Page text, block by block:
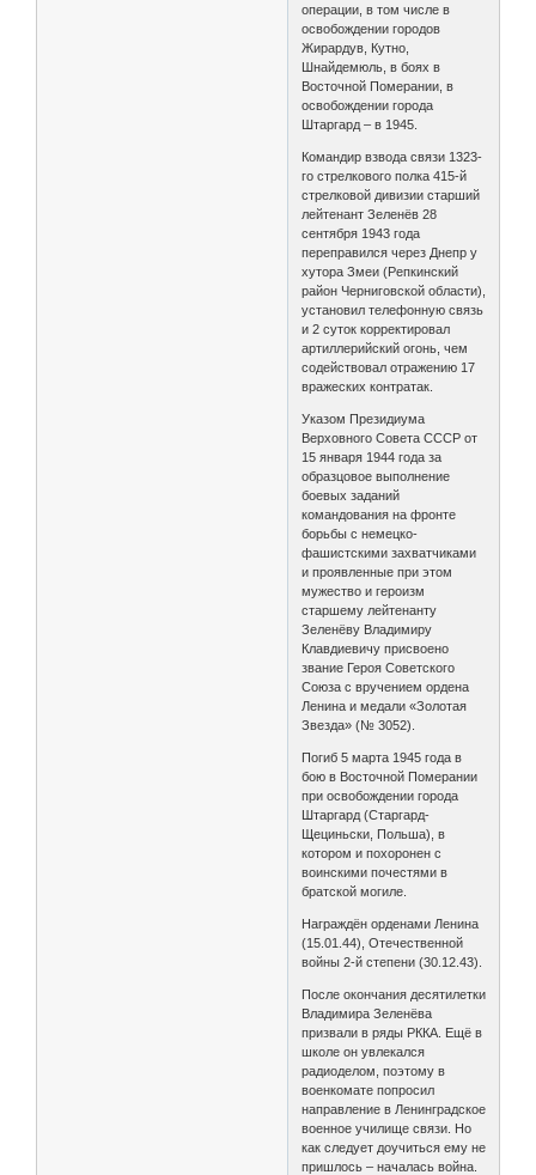
операции, в том числе в
освобождении городов
Жирардув, Кутно,
Шнайдемюль, в боях в
Восточной Померании, в
освобождении города
Штаргард – в 1945.
Командир взвода связи 1323-
го стрелкового полка 415-й
стрелковой дивизии старший
лейтенант Зеленёв 28
сентября 1943 года
переправился через Днепр у
хутора Змеи (Репкинский
район Черниговской области),
установил телефонную связь
и 2 суток корректировал
артиллерийский огонь, чем
содействовал отражению 17
вражеских контратак.
Указом Президиума
Верховного Совета СССР от
15 января 1944 года за
образцовое выполнение
боевых заданий
командования на фронте
борьбы с немецко-
фашистскими захватчиками
и проявленные при этом
мужество и героизм
старшему лейтенанту
Зеленёву Владимиру
Клавдиевичу присвоено
звание Героя Советского
Союза с вручением ордена
Ленина и медали «Золотая
Звезда» (№ 3052).
Погиб 5 марта 1945 года в
бою в Восточной Померании
при освобождении города
Штаргард (Старгард-
Щециньски, Польша), в
котором и похоронен с
воинскими почестями в
братской могиле.
Награждён орденами Ленина
(15.01.44), Отечественной
войны 2-й степени (30.12.43).
После окончания десятилетки
Владимира Зеленёва
призвали в ряды РККА. Ещё в
школе он увлекался
радиоделом, поэтому в
военкомате попросил
направление в Ленинградское
военное училище связи. Но
как следует доучиться ему не
пришлось – началась война.